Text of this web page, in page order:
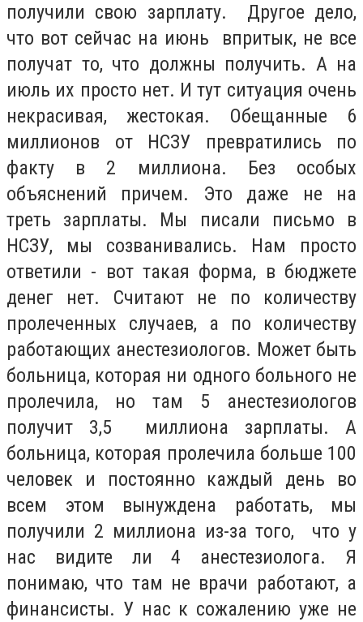
получили свою зарплату. Другое дело,
что вот сейчас на июнь впритык, не все
получат то, что должны получить. А на
июль их просто нет. И тут ситуация очень
некрасивая, жестокая. Обещанные 6
миллионов от НСЗУ превратились по
факту в 2 миллиона. Без особых
объяснений причем. Это даже не на
треть зарплаты. Мы писали письмо в
НСЗУ, мы созванивались. Нам просто
ответили - вот такая форма, в бюджете
денег нет. Считают не по количеству
пролеченных случаев, а по количеству
работающих анестезиологов. Может быть
больница, которая ни одного больного не
пролечила, но там 5 анестезиологов
получит 3,5 миллиона зарплаты. А
больница, которая пролечила больше 100
человек и постоянно каждый день во
всем этом вынуждена работать, мы
получили 2 миллиона из-за того, что у
нас видите ли 4 анестезиолога. Я
понимаю, что там не врачи работают, а
финансисты. У нас к сожалению уже не